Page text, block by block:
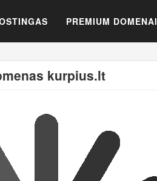
PREMIUM DOMENAI
kurpius.lt